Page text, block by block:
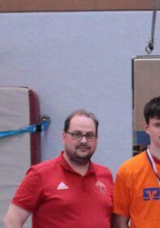
mE
Double
++